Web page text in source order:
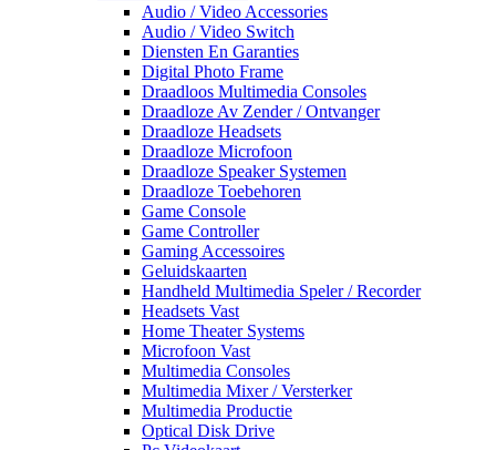
Audio / Video Accessories
Audio / Video Switch
Diensten En Garanties
Digital Photo Frame
Draadloos Multimedia Consoles
Draadloze Av Zender / Ontvanger
Draadloze Headsets
Draadloze Microfoon
Draadloze Speaker Systemen
Draadloze Toebehoren
Game Console
Game Controller
Gaming Accessoires
Geluidskaarten
Handheld Multimedia Speler / Recorder
Headsets Vast
Home Theater Systems
Microfoon Vast
Multimedia Consoles
Multimedia Mixer / Versterker
Multimedia Productie
Optical Disk Drive